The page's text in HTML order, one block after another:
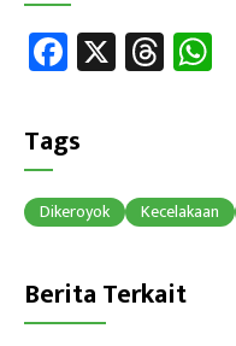
Fa
ce
b
o
ok
X T
hr
p
p
Tags
Dikeroyok Kecelakaan
Berita Terkait